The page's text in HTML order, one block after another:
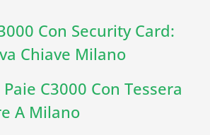
Con Security Card:
Chiave Milano
C3000 Con Tessera
A Milano